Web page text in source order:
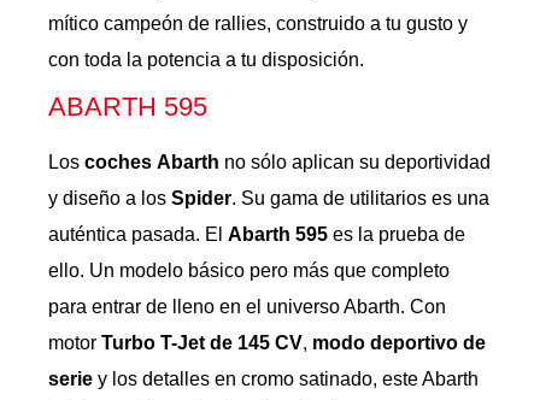
mítico campeón de rallies, construido a tu gusto y
con toda la potencia a tu disposición.
ABARTH 595
Los coches Abarth no sólo aplican su deportividad
y diseño a los Spider. Su gama de utilitarios es una
auténtica pasada. El Abarth 595 es la prueba de
ello. Un modelo básico pero más que completo
para entrar de lleno en el universo Abarth. Con
motor Turbo T-Jet de 145 CV, modo deportivo de
serie y los detalles en cromo satinado, este Abarth